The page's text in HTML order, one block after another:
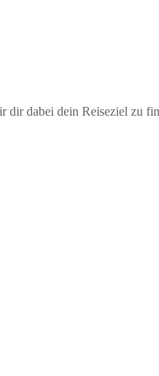
dir dabei dein Reiseziel zu